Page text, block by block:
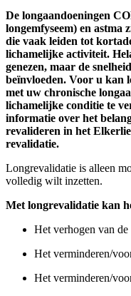
De longaandoeningen
longemfyseem) en astma
die vaak leiden tot
lichamelijke activiteit.
genezen, maar de
beïnvloeden. Voor u kan
met uw chronische
lichamelijke conditie te
informatie over het
revalideren in het
revalidatie.
Longrevalidatie is alleen
volledig wilt inzetten.
Met longrevalidatie kan
Het verhogen van
Het verminderen/
Het verminderen/